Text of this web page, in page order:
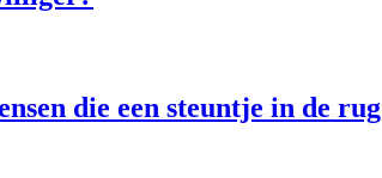
die een steuntje in de